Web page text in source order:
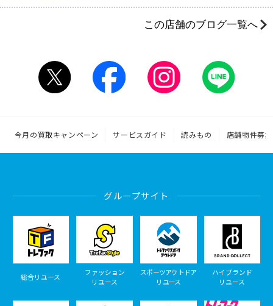
この店舗のブログ一覧へ
今月の買取キャンペーン サービスガイド 読みもの 店舗物件募集
グループサイト
総合リユース
ファッション
リユース
スポーツアウトドア
リユース
ハイブランド
リユース